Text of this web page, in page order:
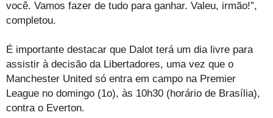
você. Vamos fazer de tudo para ganhar. Valeu, irmão!”,
completou.
É importante destacar que Dalot terá um dia livre para
assistir à decisão da Libertadores, uma vez que o
Manchester United só entra em campo na Premier
League no domingo (1o), às 10h30 (horário de Brasília),
contra o Everton.